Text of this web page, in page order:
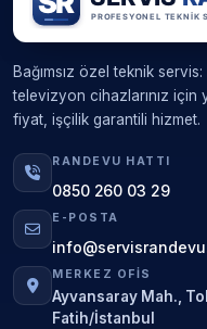
Bağımsız özel teknik
televizyon cihazlarınız için
fiyat, işçilik garantili hizmet.
RANDEVU HATTI
0850 260 03 29
E-POSTA
MERKEZ OFIS
Ayvansaray Mah.,
Fatih/İstanbul